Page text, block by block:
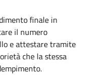
finale in
il numero
e attestare tramite
che la stessa